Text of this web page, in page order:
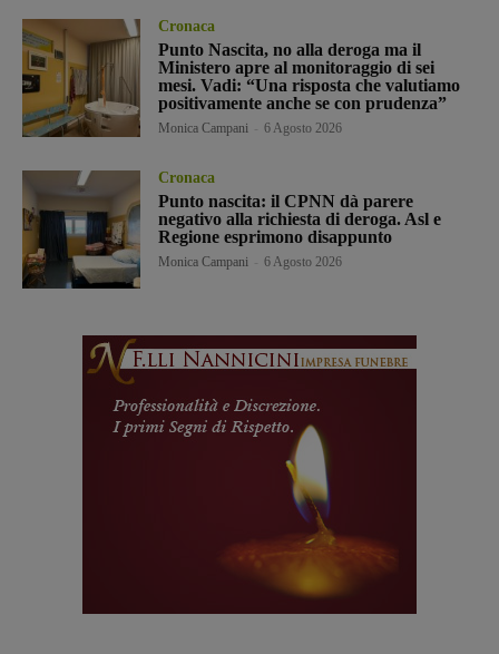
Cronaca
Punto Nascita, no alla deroga ma il
Ministero apre al monitoraggio di sei
mesi. Vadi: “Una risposta che valutiamo
positivamente anche se con prudenza”
Monica Campani 6 Agosto 2026
Cronaca
Punto nascita: il CPNN dà parere
negativo alla richiesta di deroga. Asl e
Regione esprimono disappunto
Monica Campani 6 Agosto 2026